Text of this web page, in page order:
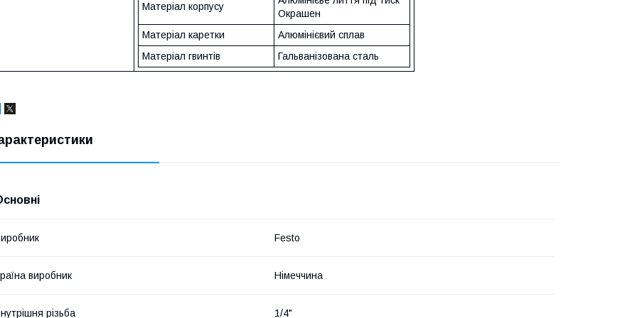
Матеріал корпусу
Окрашен
Матеріал каретки
Алюмінієвий сплав
Матеріал гвинтів
Гальванізована сталь
Festo
виробник Німеччина
різьба 1/4"